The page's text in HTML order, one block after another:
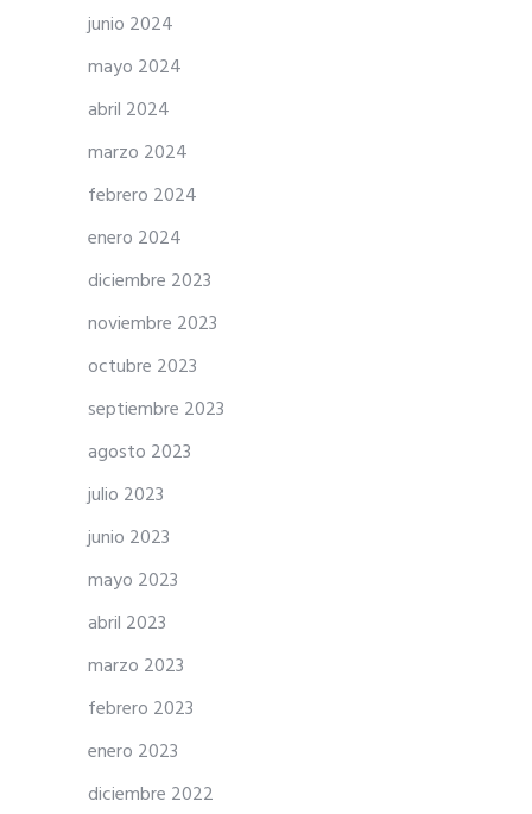
junio 2024
mayo 2024
abril 2024
marzo 2024
febrero 2024
enero 2024
diciembre 2023
noviembre 2023
octubre 2023
septiembre 2023
agosto 2023
julio 2023
junio 2023
mayo 2023
abril 2023
marzo 2023
febrero 2023
enero 2023
diciembre 2022